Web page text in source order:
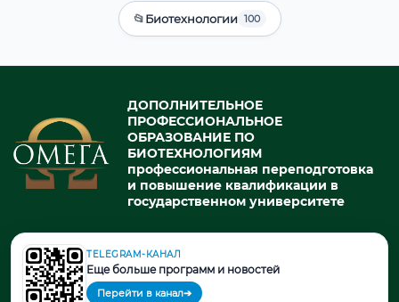
📂Биотехнологии 100
ДОПОЛНИТЕЛЬНОЕ
ПРОФЕССИОНАЛЬНОЕ
ОБРАЗОВАНИЕ ПО
БИОТЕХНОЛОГИЯМ
профессиональная переподготовка
и повышение квалификации в
государственном университете
© 2026. При использовании материалов портала активная ссылка
на источник обязательна.
TELEGRAM-КАНАЛ
Еще больше программ и новостей
Перейти в канал➔